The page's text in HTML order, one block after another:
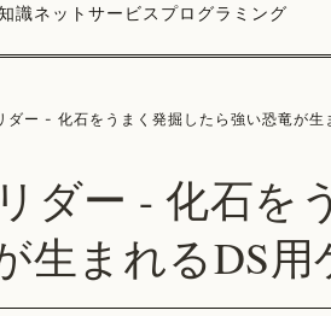
識ネットサービス プログラミング
ダー - 化石をうまく発掘したら強い恐竜が生
ダー - 化石を
生まれるDS用